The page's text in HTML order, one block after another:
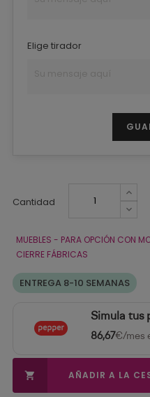
Elige tirador
Cantidad
MUEBLES - PARA OPCIÓN CON
CIERRE FÁBRICAS
ENTREGA 8-10 SEMANAS
Simula tus
86,67€/mes
 AÑADIR A LA